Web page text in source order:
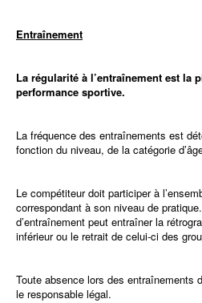
Entraînement
La régularité à l’entraînement est la
performance sportive.
La fréquence des entraînements est
fonction du niveau, de la catégorie
Le compétiteur doit participer à
correspondant à son niveau de
d’entraînement peut entraîner la
inférieur ou le retrait de celui-ci des
Toute absence lors des entraînements
le responsable légal.